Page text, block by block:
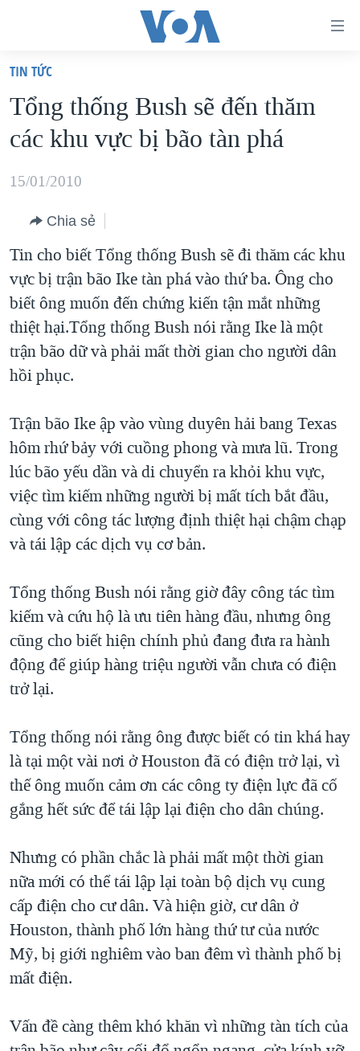
truy
cập
Tới
dung
chính
điều
hướng
chính
Đi
tới
"Tìm"
VIỆT NAM
HOA KỲ
BIỂN ĐÔNG
BLOG
DIỄN ĐÀN
MỤC
TỰ DO BÁO CHÍ
VẠCH TRẦN TIN GIẢ
NGƯỜI VIỆT HẢI NGOẠI
KHOA HỌC
SỨC KHOẺ
VĂN HOÁ
THỂ THAO
CHUYÊN ĐỀ
CHIẾN TRANH THƯƠNG MẠI CỦA MỸ: QUÁ KHỨ VÀ HIỆN
MỘT NĂM CHIẾN TRANH TẠI DẢI GAZA
GIẢI MÃ VÀNH ĐAI & CON ĐƯỜNG
NGÀY TỊ NẠN THẾ GIỚI
TRỊNH VĨNH BÌNH - NGƯỜI HẠ 'BÊN THẮNG CUỘC'
GROUND ZERO – XƯA VÀ NAY
CÁC GIÁ TRỊ CỘNG HÒA Ở VIỆT NAM
THƯỢNG ĐỈNH TRUMP-KIM TẠI VIỆT NAM
TRỊNH VĨNH BÌNH VS. CHÍNH PHỦ VIỆT NAM
NGƯ DÂN VIỆT VÀ LÀN SÓNG TRỘM HẢI SÂM
QUAN HỆ VIỆT MỸ
HỌC TIẾNG ANH
VIDEO
MẠNG XÃ HỘI
Ngôn ngữ khác
TIN TỨC
Tổng thống Bush sẽ đến thăm
các khu vực bị bão tàn phá
15/01/2010
Chia sẻ
Tin cho biết Tổng thống Bush sẽ đi thăm các khu
vực bị trận bão Ike tàn phá vào thứ ba. Ông cho
biết ông muốn đến chứng kiến tận mắt những
thiệt hại.Tổng thống Bush nói rằng Ike là một
trận bão dữ và phải mất thời gian cho người dân
hồi phục.
Trận bão Ike ập vào vùng duyên hải bang Texas
hôm rhứ bảy với cuồng phong và mưa lũ. Trong
lúc bão yếu dần và di chuyển ra khỏi khu vực,
việc tìm kiếm những người bị mất tích bắt đầu,
cùng với công tác lượng định thiệt hại chậm chạp
và tái lập các dịch vụ cơ bản.
Tổng thống Bush nói rằng giờ đây công tác tìm
kiếm và cứu hộ là ưu tiên hàng đầu, nhưng ông
cũng cho biết hiện chính phủ đang đưa ra hành
động để giúp hàng triệu người vẫn chưa có điện
trở lại.
Tổng thống nói rằng ông được biết có tin khá hay
là tại một vài nơi ở Houston đã có điện trở lại, vì
thế ông muốn cảm ơn các công ty điện lực đã cố
gắng hết sức để tái lập lại điện cho dân chúng.
Nhưng có phần chắc là phải mất một thời gian
nữa mới có thể tái lập lại toàn bộ dịch vụ cung
cấp điện cho cư dân. Và hiện giờ, cư dân ở
Houston, thành phố lớn hàng thứ tư của nước
Mỹ, bị giới nghiêm vào ban đêm vì thành phố bị
mất điện.
Vấn đề càng thêm khó khăn vì những tàn tích của